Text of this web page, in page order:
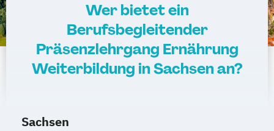
Wer bietet ein
Berufsbegleitender
Präsenzlehrgang Ernährung
Weiterbildung in Sachsen an?
Sachsen